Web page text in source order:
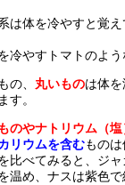
は体を冷やすと覚
冷やすトマトのよう
の、 丸いものは体を
す。
のやナトリウム（
リウムを含むものは
比べてみると、ジ
温め、ナスは紫色